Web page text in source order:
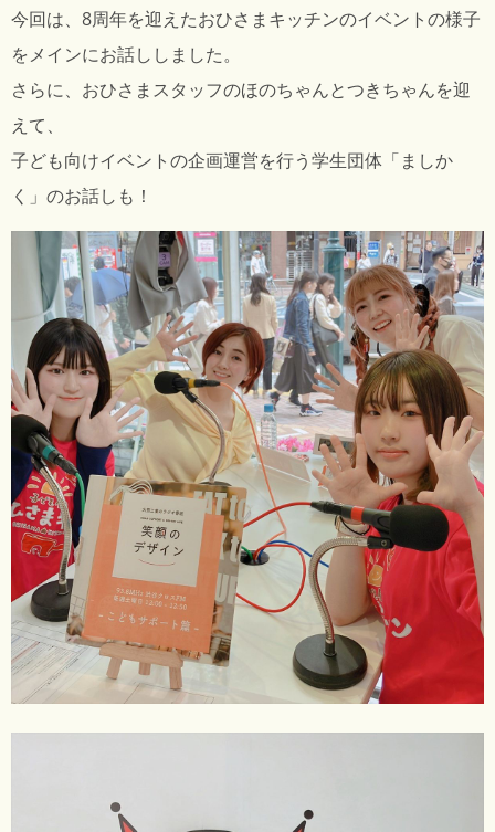
今回は、8周年を迎えたおひさまキッチンのイベントの様子
をメインにお話ししました。
さらに、おひさまスタッフのほのちゃんとつきちゃんを迎
えて、
子ども向けイベントの企画運営を行う学生団体「ましか
く」のお話しも！